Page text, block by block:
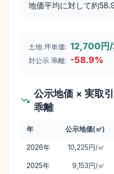
地価平均に対して約
土地 坪単価: 12,700円
対公示 乖離: -58.9%
公示地価 × 実取
乖離
年 公示地価(㎡)
2026年 10,225円/㎡
2025年 9,153円/㎡